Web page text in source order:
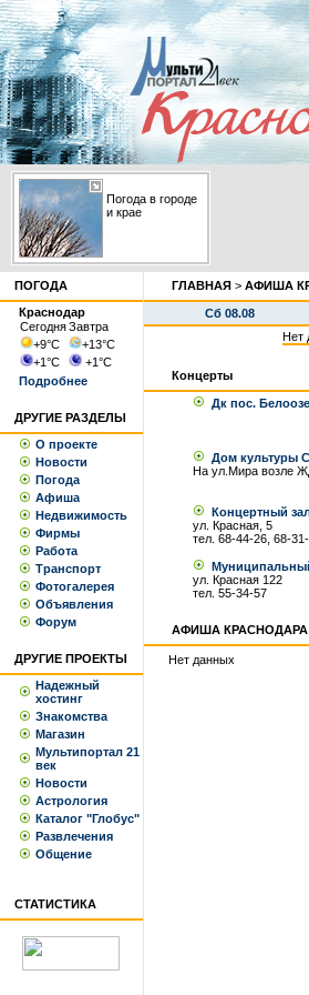
Погода в городе
и крае
ПОГОДА
Краснодар
СегодняЗавтра
+9°С +13°С
+1°С +1°С
Подробнее
ДРУГИЕ РАЗДЕЛЫ
О проекте
Новости
Погода
Афиша
Недвижимость
Фирмы
Работа
Транспорт
Фотогалерея
Объявления
Форум
ДРУГИЕ ПРОЕКТЫ
Надежный
хостинг
Знакомства
Магазин
Мультипортал 21
век
Новости
Астрология
Каталог "Глобус"
Развлечения
Общение
СТАТИСТИКА
ГЛАВНАЯ > АФИША
Сб 08.08
Нет
Концерты
Дк пос.
Дом культуры
На ул.Мира возле
Концертный
ул. Красная, 5
тел. 68-44-26, 68-
ул. Красная 122
тел. 55-34-57
АФИША КРАСНОДАРА
Нет данных